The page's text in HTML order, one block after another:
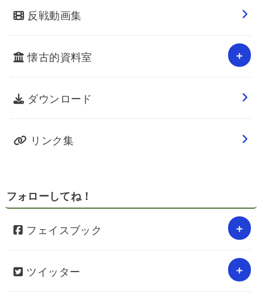
反戦動画集
懐古的資料室
ダウンロード
リンク集
フォローしてね！
フェイスブック
ツイッター